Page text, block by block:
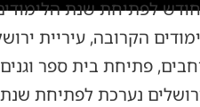
לפתיחת שנת
הקרובה, עיריית
פתיחת בית ספר
נערכת לפתיחת